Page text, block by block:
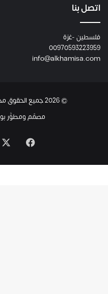
اتصل بنا
فلسطين -غزة
00970593223959
info@alkhamisa.com
© 2026 جميع الحقوق محفوظة.
مصمّم ومطوَّر
فيسبوك